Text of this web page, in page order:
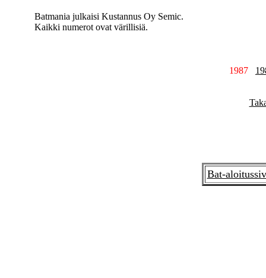
Batmania julkaisi Kustannus Oy Semic.
Kaikki numerot ovat värillisiä.
1987
Bat-